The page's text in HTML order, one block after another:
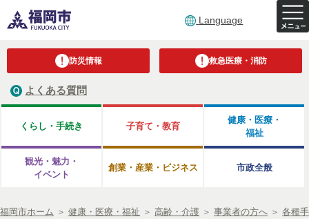
Language
防災情報 救急医療・消防
よくある質問
くらし・手続き 子育て・教育
健康・医療・
福祉
観光・魅力・
イベント
創業・産業・ビジネス 市政全般
福岡市ホーム ＞ 健康・医療・福祉 ＞ 高齢・介護 ＞ 事業者の方へ ＞ 各種手